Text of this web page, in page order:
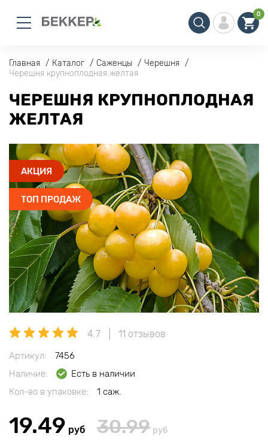
0
Главная Каталог Саженцы
Черешня
Черешня крупноплодная желтая
ЧЕРЕШНЯ КРУПНОПЛОДНАЯ
ЖЕЛТАЯ
АКЦИЯ
ТОП ПРОДАЖ
4.7 11 отзывов
Артикул:
7456
Наличие:
Есть в наличии
Кол-во в упаковке:
1 саж.
19.49 руб 30.99 руб